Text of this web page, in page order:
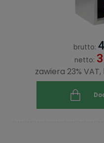
brutto:
netto:
zawiera 23%